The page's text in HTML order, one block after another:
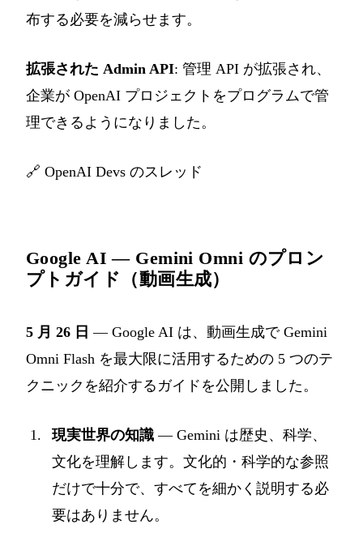
布する必要を減らせます。
拡張された Admin API: 管理 API が拡張され、
企業が OpenAI プロジェクトをプログラムで管
理できるようになりました。
🔗 OpenAI Devs のスレッド
Google AI — Gemini Omni のプロン
プトガイド（動画生成）
5 月 26 日 — Google AI は、動画生成で Gemini
Omni Flash を最大限に活用するための 5 つのテ
クニックを紹介するガイドを公開しました。
現実世界の知識 — Gemini は歴史、科学、
文化を理解します。文化的・科学的な参照
だけで十分で、すべてを細かく説明する必
要はありません。